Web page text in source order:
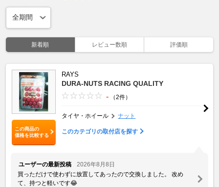
新着順 レビュー数順 評価順
この商品の
価格を比較する
RAYS
DURA-NUTS RACING QUALITY
- （2件）
タイヤ・ホイール ナット
このカテゴリの取付店を探す
ユーザーの最新投稿
2026年8月8日
買っただけで使わずに放置してあったので交換しました。 改め
て、持つと軽いです😂